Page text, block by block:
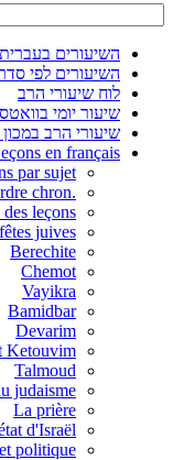
השיעורים
השיעורים לפי
לוח שיעורי הרב
שיעור יומי
שיעורי הרב
en français
par sujet
.Leçons par ordre chron
leçons
juives
Berechite
Chemot
Vayikra
Bamidbar
Devarim
Ketouvim
Talmoud
judaisme
La prière
d'Israël
politique